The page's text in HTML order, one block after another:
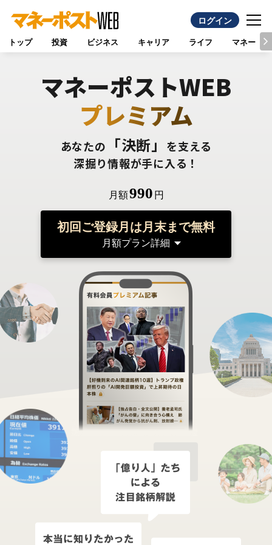
ログイン
トップ 投資 ビジネス キャリア ライフ マネー
マネーポストWEB
プレミアム
あなたの 「決断」
を支える
深掘り情報が手に入る！
月額990 円
初回ご登録月は月末まで無料
月額プラン詳細